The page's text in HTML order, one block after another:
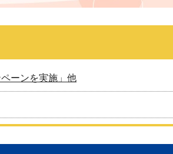
ーンを実施」他